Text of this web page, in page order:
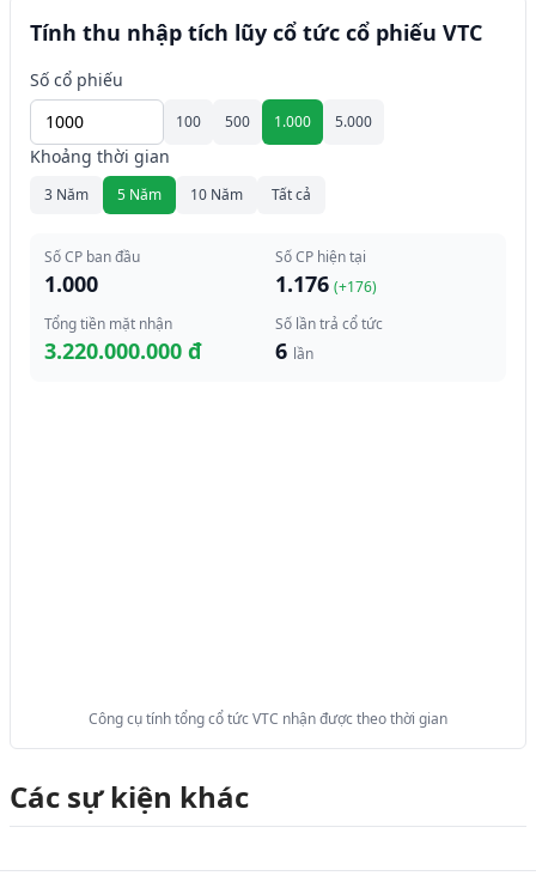
Tính thu nhập tích lũy cổ tức cổ phiếu VTC
Số cổ phiếu
100 500 1.000 5.000
Khoảng thời gian
3 Năm 5 Năm 10 Năm Tất cả
Số CP ban đầu
1.000
Số CP hiện tại
1.176 (+176)
Tổng tiền mặt nhận
3.220.000.000 đ
Số lần trả cổ tức
6 lần
Công cụ tính tổng cổ tức VTC nhận được theo thời gian
Các sự kiện khác